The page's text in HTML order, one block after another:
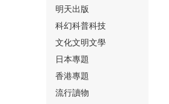
⑬
明天出版
科幻科普科技
文化文明文學
日本專題
香港專題
流行讀物